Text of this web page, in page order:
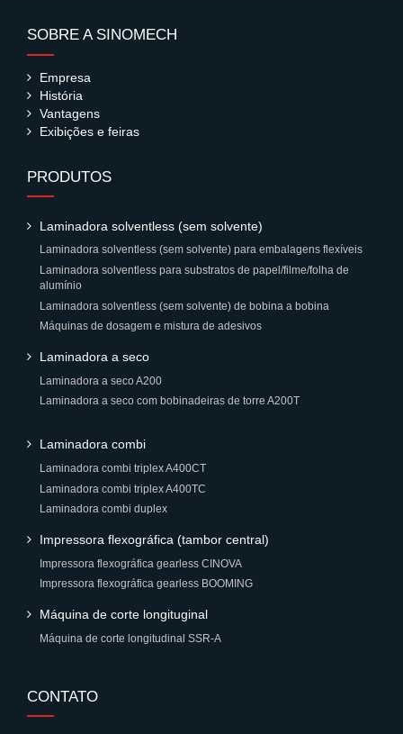
SOBRE A SINOMECH
Empresa
História
Vantagens
Exibições e feiras
PRODUTOS
Laminadora solventless (sem solvente)
Laminadora solventless (sem solvente) para embalagens flexíveis
Laminadora solventless para substratos de papel/filme/folha de
alumínio
Laminadora solventless (sem solvente) de bobina a bobina
Máquinas de dosagem e mistura de adesivos
Laminadora a seco
Laminadora a seco A200
Laminadora a seco com bobinadeiras de torre A200T
Laminadora combi
Laminadora combi triplex A400CT
Laminadora combi triplex A400TC
Laminadora combi duplex
Impressora flexográfica (tambor central)
Impressora flexográfica gearless CINOVA
Impressora flexográfica gearless BOOMING
Máquina de corte longituginal
Máquina de corte longitudinal SSR-A
CONTATO